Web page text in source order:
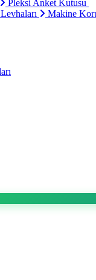
Pleksi Anket Kutusu
Makine